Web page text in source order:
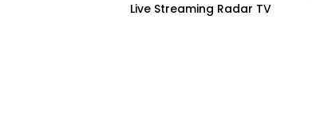
Live Streaming Radar TV